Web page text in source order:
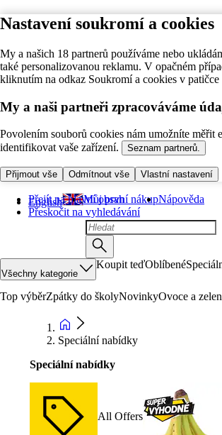
Nastavení soukromí a cookies
My a našich 18 partnerů používáme nebo
také personalizovanou reklamu. V opačném
kliknutím na odkaz Soukromí a cookies v patičce
My a naši partneři zpracováváme
Povolením souborů cookies nám umožníte měřit
identifikovat vaše zařízení.
Seznam partnerů.
Přijmout vše Odmítnout vše Vlastní nastavení
Přejít na hlavní obsah
Přeskočit na vyhledávání
English Můj první nákupNápověda
Všechny kategorie
Koupit teďOblíbené
Top výběrZpátky do školyNovinkyOvoce a
Speciální nabídky
Speciální nabídky
All Offers